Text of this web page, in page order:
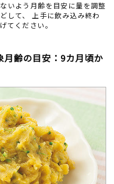
いよう月齢を目安に量を調整
して、 上手に飲み込み終わ
てください。
月齢の目安：9カ月頃か